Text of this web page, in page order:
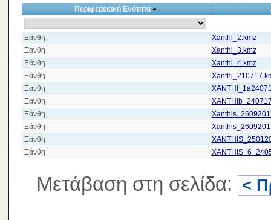
Περιφερειακή Ενότητα
Ξάνθη
Xanthi_2.kmz
Ξάνθη
Xanthi_3.kmz
Ξάνθη
Xanthi_4.kmz
Ξάνθη
Ξάνθη
Ξάνθη
Ξάνθη
Ξάνθη
Ξάνθη
Ξάνθη
Μετάβαση στη σελίδα: <